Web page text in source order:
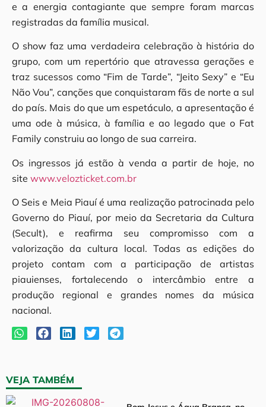
e a energia contagiante que sempre foram marcas
registradas da família musical.
O show faz uma verdadeira celebração à história do
grupo, com um repertório que atravessa gerações e
traz sucessos como “Fim de Tarde”, “Jeito Sexy” e “Eu
Não Vou”, canções que conquistaram fãs de norte a sul
do país. Mais do que um espetáculo, a apresentação é
uma ode à música, à família e ao legado que o Fat
Family construiu ao longo de sua carreira.
Os ingressos já estão à venda a partir de hoje, no
site www.velozticket.com.br
O Seis e Meia Piauí é uma realização patrocinada pelo
Governo do Piauí, por meio da Secretaria da Cultura
(Secult), e reafirma seu compromisso com a
valorização da cultura local. Todas as edições do
projeto contam com a participação de artistas
piauienses, fortalecendo o intercâmbio entre a
produção regional e grandes nomes da música
nacional.
VEJA TAMBÉM